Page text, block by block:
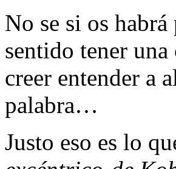
No se si os
sentido tener
creer entender a
palabra…
Justo eso es lo